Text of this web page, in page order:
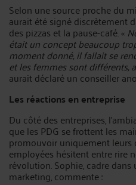
Selon une source proche du
aurait été signé discrètement
des pizzas et la pause-café. «
était un concept beaucoup
moment donné, il fallait se
et les femmes sont différents,
aurait déclaré un conseiller
Les réactions en entreprise
Du côté des entreprises,
que les PDG se frottent les
promouvoir uniquement leurs
employées hésitent entre rire
révolution. Sophie, cadre
marketing, commente :